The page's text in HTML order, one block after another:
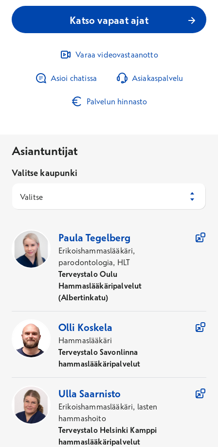
Katso vapaat ajat
Varaa videovastaanotto
Asioi chatissa Asiakaspalvelu
Palvelun hinnasto
Asiantuntijat
Valitse kaupunki
Valitse
Paula Tegelberg
Erikoishammaslääkäri,
parodontologia, HLT
Terveystalo Oulu
Hammaslääkäripalvelut
(Albertinkatu)
Olli Koskela
Hammaslääkäri
Terveystalo Savonlinna
hammaslääkäripalvelut
Ulla Saarnisto
Erikoishammaslääkäri, lasten
hammashoito
Terveystalo Helsinki Kamppi
hammaslääkäripalvelut